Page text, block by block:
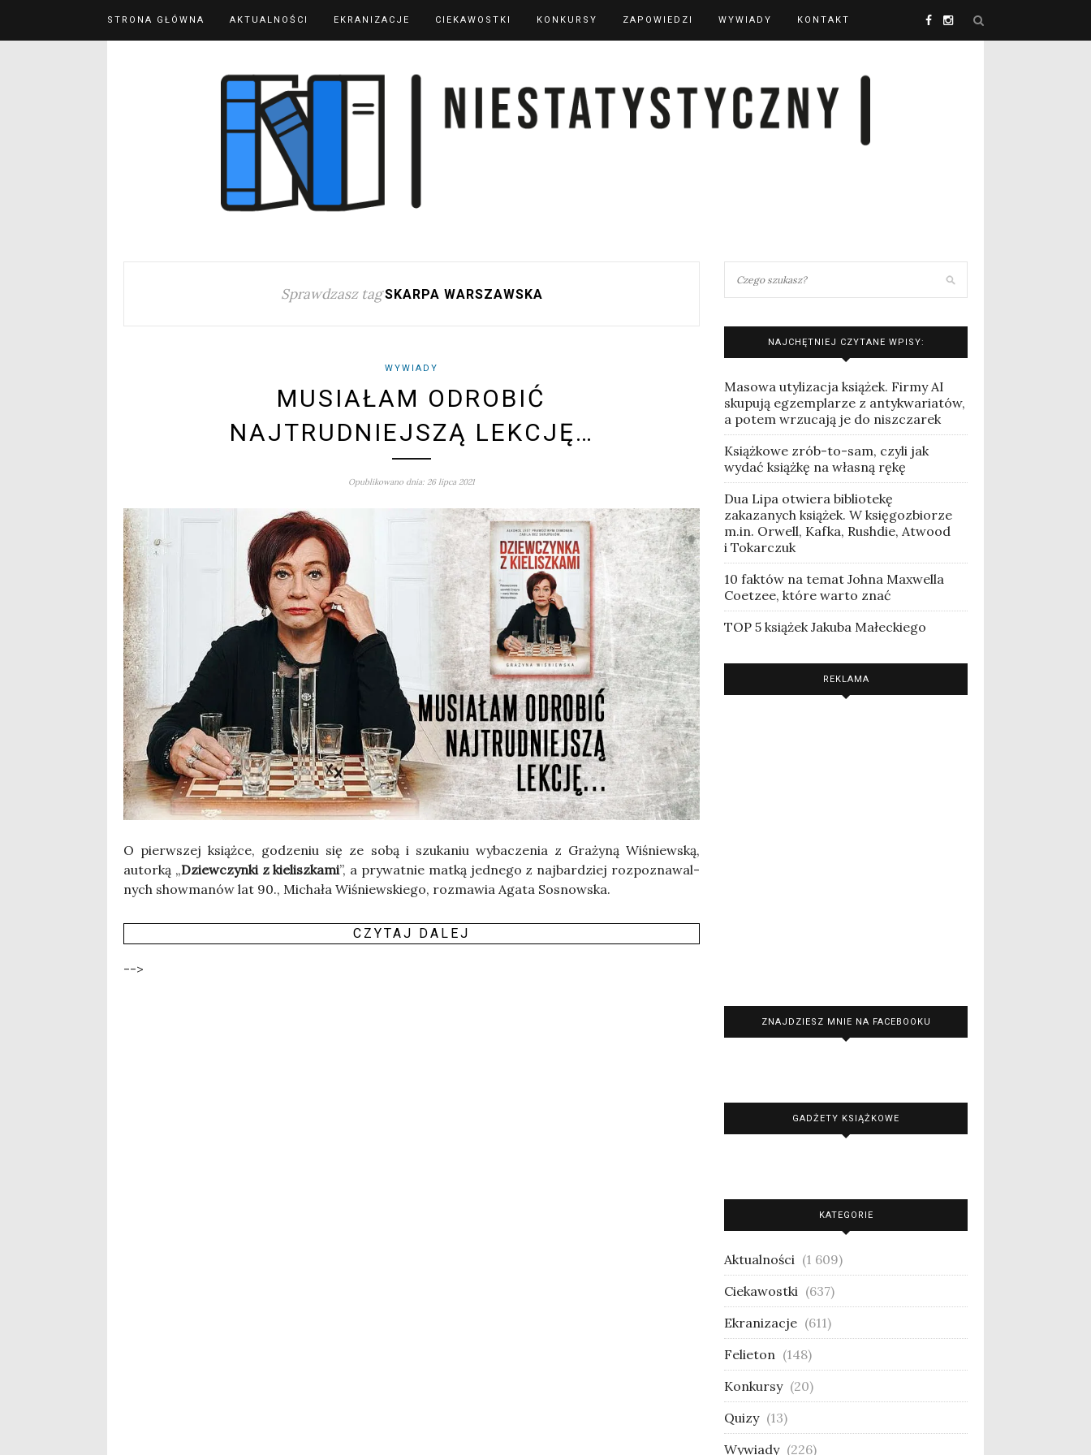
STRONA GŁÓWNA AKTUALNOŚCI EKRANIZACJE CIEKAWOSTKI KONKURSY ZAPOWIEDZI WYWIADY KONTAKT
Sprawdzasz tag SKARPA WARSZAWSKA
WYWIADY
MUSIAŁAM ODROBIĆ
NAJTRUDNIEJSZĄ LEKCJĘ…
Opublikowano dnia: 26 lipca 2021
O pierw­szej książ­ce, godze­niu się ze sobą i szu­ka­niu wyba­cze­nia z Gra­ży­ną Wiśniew­ską,
autor­ką „Dziew­czyn­ki z kie­lisz­ka­mi”, a pry­wat­nie mat­ką jed­ne­go z naj­bar­dziej roz­po­zna­wal­
nych show­ma­nów lat 90., Micha­ła Wiśniew­skie­go, roz­ma­wia Aga­ta Sosnow­ska.
CZY­TAJ DALEJ
-->
NAJCHĘTNIEJ CZYTANE WPISY:
Masowa utylizacja książek. Firmy AI
skupują egzemplarze z antykwariatów,
a potem wrzucają je do niszczarek
Książkowe zrób-to-sam, czyli jak
wydać książkę na własną rękę
Dua Lipa otwiera bibliotekę
zakazanych książek. W księgozbiorze
m.in. Orwell, Kafka, Rushdie, Atwood
i Tokarczuk
10 faktów na temat Johna Maxwella
Coetzee, które warto znać
TOP 5 książek Jakuba Małeckiego
REKLAMA
ZNAJDZIESZ MNIE NA FACEBOOKU
GADŻETY KSIĄŻKOWE
KATEGORIE
Aktualności (1 609)
Ciekawostki (637)
Ekranizacje (611)
Felieton (148)
Konkursy (20)
Quizy (13)
Wywiady (226)